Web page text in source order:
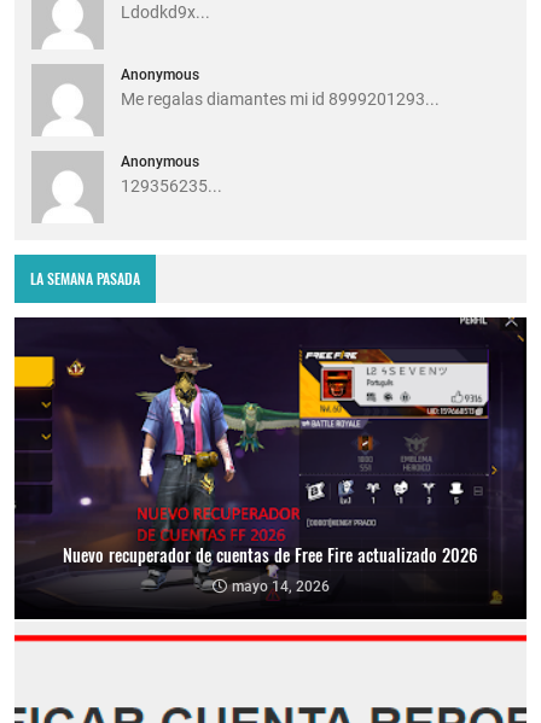
Ldodkd9x...
Anonymous
Me regalas diamantes mi id 8999201293...
Anonymous
129356235...
LA SEMANA PASADA
Nuevo recuperador de cuentas de Free Fire actualizado 2026
mayo 14, 2026